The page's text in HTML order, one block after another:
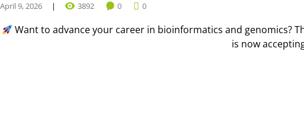
April 9, 2026 3892 0 0
Want to advance your career in bioinformatics and genomics?
is now